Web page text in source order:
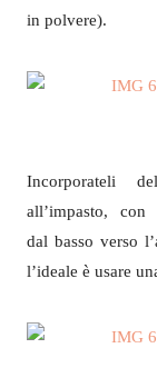
in polvere).
Incorporateli
all’impasto, con
dal basso verso
l’ideale è usare